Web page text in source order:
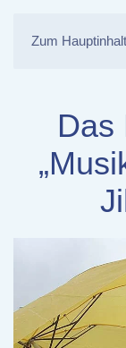
Zum
Das